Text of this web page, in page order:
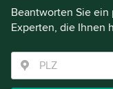
Beantworten Sie
Experten, die Ihnen